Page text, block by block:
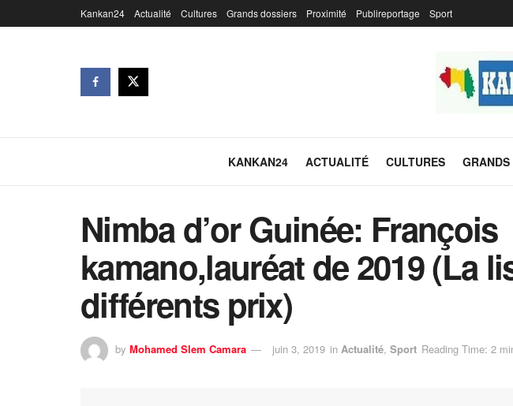
Kankan24 Actualité Cultures Grands dossiers Proximité Publireportage Sport
KANKAN24 ACTUALITÉ CULTURES GRANDS
Nimba d’or Guinée: François
kamano,lauréat de 2019 (La
différents prix)
by Mohamed Slem Camara juin 3, 2019 in Actualité, Sport Reading Time: 2